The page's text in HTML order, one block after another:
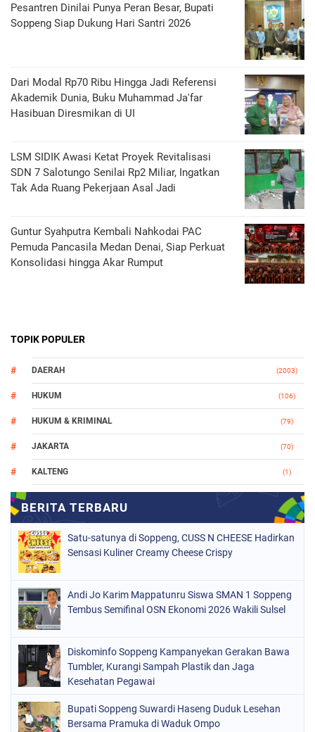
Pesantren Dinilai Punya Peran Besar, Bupati
Soppeng Siap Dukung Hari Santri 2026
Dari Modal Rp70 Ribu Hingga Jadi Referensi
Akademik Dunia, Buku Muhammad Ja'far
Hasibuan Diresmikan di UI
LSM SIDIK Awasi Ketat Proyek Revitalisasi
SDN 7 Salotungo Senilai Rp2 Miliar, Ingatkan
Tak Ada Ruang Pekerjaan Asal Jadi
Guntur Syahputra Kembali Nahkodai PAC
Pemuda Pancasila Medan Denai, Siap Perkuat
Konsolidasi hingga Akar Rumput
TOPIK POPULER
DAERAH (2003)
HUKUM (106)
HUKUM & KRIMINAL (79)
JAKARTA (70)
KALTENG (1)
(78)
NASIONAL (748)
ORGANISASI
PERISTIWA
POLITIK (157)
POLRI
SOPPENG (1147)
SULSEL
Satu-satunya di Soppeng, CUSS N CHEESE Hadirkan
Sensasi Kuliner Creamy Cheese Crispy
Andi Jo Karim Mappatunru Siswa SMAN 1 Soppeng
Tembus Semifinal OSN Ekonomi 2026 Wakili Sulsel
Diskominfo Soppeng Kampanyekan Gerakan Bawa
Tumbler, Kurangi Sampah Plastik dan Jaga
Kesehatan Pegawai
Bupati Soppeng Suwardi Haseng Duduk Lesehan
Bersama Pramuka di Waduk Ompo